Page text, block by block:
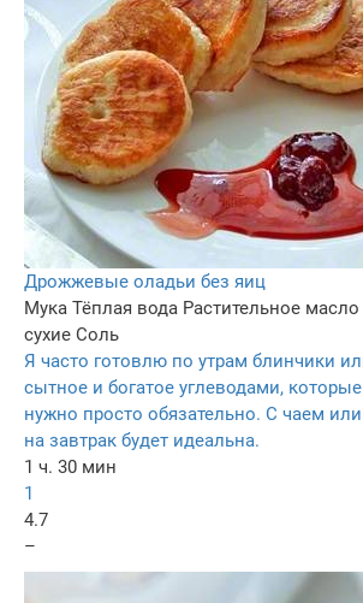
Дрожжевые оладьи без яиц
Мука Тёплая вода Растительное масло
сухие Соль
Я часто готовлю по утрам блинчики
сытное и богатое углеводами,
нужно просто обязательно. С чаем
на завтрак будет идеальна.
1 ч. 30 мин
1
4.7
–